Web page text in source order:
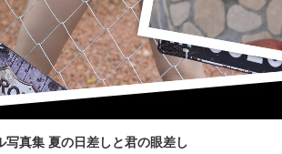
写真集 夏の日差しと君の眼差し